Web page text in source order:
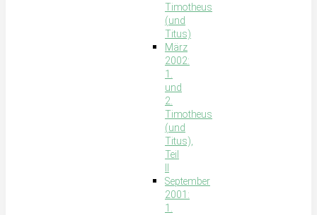
Timotheus
(und
Titus)
März
2002:
1.
und
2.
Timotheus
(und
Titus),
Teil
September
2001:
1.